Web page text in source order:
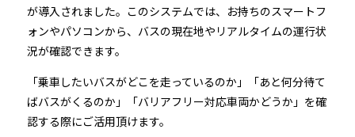
が導入されました。このシステムでは、お持ちのスマートフ
ォンやパソコンから、バスの現在地やリアルタイムの運行状
況が確認できます。
「乗車したいバスがどこを走っているのか」「あと何分待て
ばバスがくるのか」「バリアフリー対応車両かどうか」を確
認する際にご活用頂けます。